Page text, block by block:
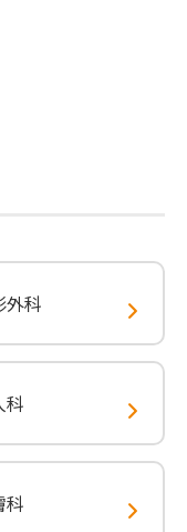
外科
科
科